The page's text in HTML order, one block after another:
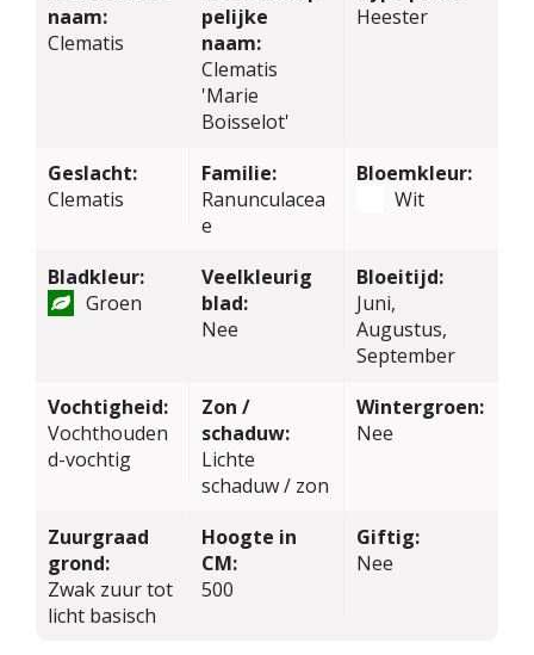
naam:
Clematis
pelijke
naam:
Clematis
'Marie
Boisselot'
Heester
Geslacht:
Clematis
Familie:
Ranunculacea
e
Bloemkleur:
Wit
Bladkleur:
Groen
Veelkleurig
blad:
Nee
Bloeitijd:
Juni,
Augustus,
September
Vochtigheid:
Vochthouden
d-vochtig
Zon /
schaduw:
Lichte
schaduw / zon
Wintergroen:
Nee
Zuurgraad
grond:
Zwak zuur tot
licht basisch
Hoogte in
CM:
500
Giftig:
Nee